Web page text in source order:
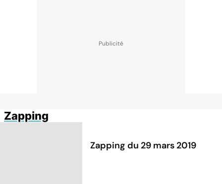
Zapping
Zapping du 29 mars 2019